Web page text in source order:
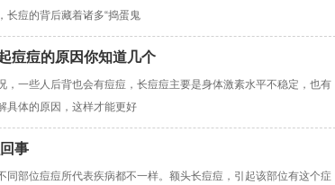
长痘的背后藏着诸多“捣蛋鬼
痘痘的原因你知道几个
一些人后背也会有痘痘，长痘痘主要是身体激素水平不稳定，也有
具体的原因，这样才能更好
事
同部位痘痘所代表疾病都不一样。额头长痘痘，引起该部位有这个症